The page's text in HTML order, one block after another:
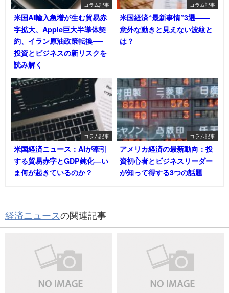
コラム記事
米国AI輸入急増が生む貿易赤
字拡大、Apple巨大半導体契
約、イラン原油政策転換──
投資とビジネスの新リスクを
読み解く
コラム記事
米国経済“最新事情”3選――
意外な動きと見えない波紋と
は？
コラム記事
米国経済ニュース：AIが牽引
する貿易赤字とGDP鈍化―い
ま何が起きているのか？
コラム記事
アメリカ経済の最新動向：投
資初心者とビジネスリーダー
が知って得する3つの話題
経済ニュースの関連記事